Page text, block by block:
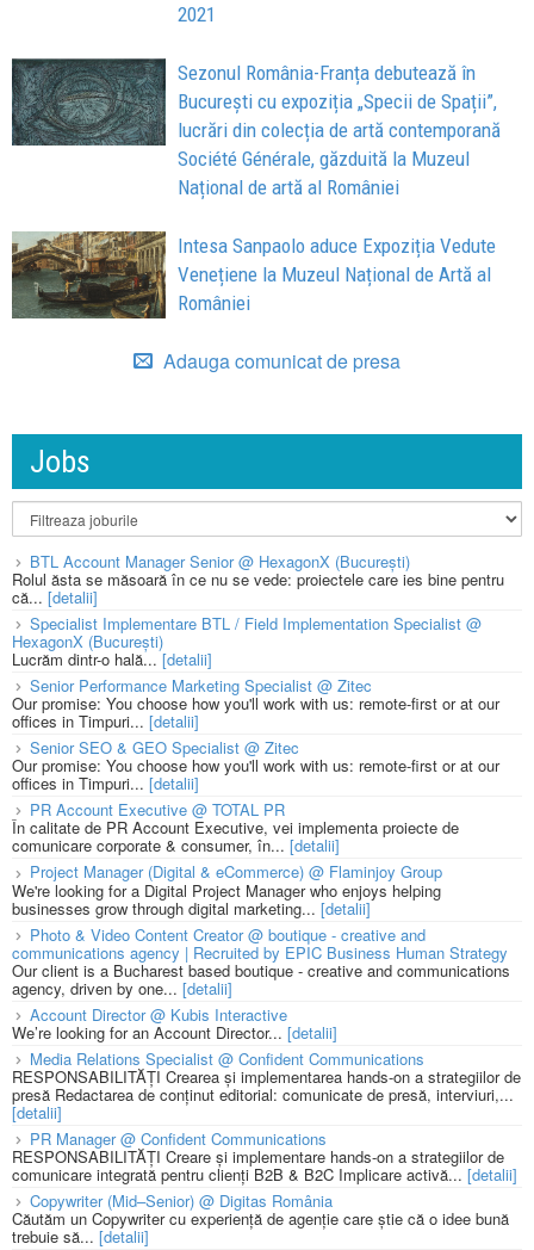
2021
Sezonul România-Franța debutează în
București cu expoziția „Specii de Spații”,
lucrări din colecția de artă contemporană
Société Générale, găzduită la Muzeul
Național de artă al României
Intesa Sanpaolo aduce Expoziția Vedute
Venețiene la Muzeul Național de Artă al
României
Adauga comunicat de presa
Jobs
BTL Account Manager Senior @ HexagonX (București)
Rolul ăsta se măsoară în ce nu se vede: proiectele care ies bine pentru
că... [detalii]
Specialist Implementare BTL / Field Implementation Specialist @
HexagonX (București)
Lucrăm dintr-o hală... [detalii]
Senior Performance Marketing Specialist @ Zitec
Our promise: You choose how you'll work with us: remote-first or at our
offices in Timpuri... [detalii]
Senior SEO & GEO Specialist @ Zitec
Our promise: You choose how you'll work with us: remote-first or at our
offices in Timpuri... [detalii]
PR Account Executive @ TOTAL PR
În calitate de PR Account Executive, vei implementa proiecte de
comunicare corporate & consumer, în... [detalii]
Project Manager (Digital & eCommerce) @ Flaminjoy Group
We're looking for a Digital Project Manager who enjoys helping
businesses grow through digital marketing... [detalii]
Photo & Video Content Creator @ boutique - creative and
communications agency | Recruited by EPIC Business Human Strategy
Our client is a Bucharest based boutique - creative and communications
agency, driven by one... [detalii]
Account Director @ Kubis Interactive
We’re looking for an Account Director... [detalii]
Media Relations Specialist @ Confident Communications
RESPONSABILITĂȚI Crearea și implementarea hands-on a strategiilor de
presă Redactarea de conținut editorial: comunicate de presă, interviuri,...
[detalii]
PR Manager @ Confident Communications
RESPONSABILITĂȚI Creare și implementare hands-on a strategiilor de
comunicare integrată pentru clienți B2B & B2C Implicare activă... [detalii]
Copywriter (Mid–Senior) @ Digitas România
Căutăm un Copywriter cu experiență de agenție care știe că o idee bună
trebuie să... [detalii]